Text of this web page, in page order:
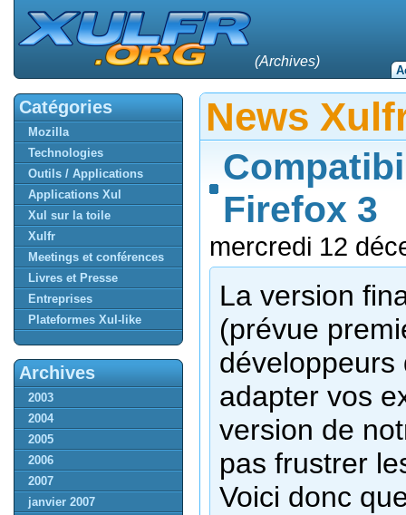
(Archives)
News
Firefox 3
mercredi 12
La version
(prévue
développeurs
adapter vos
version de
pas frustrer
Voici donc
Catégories
Mozilla
Technologies
Outils / Applications
Applications Xul
Xul sur la toile
Xulfr
Meetings et conférences
Livres et Presse
Entreprises
Plateformes Xul-like
Archives
2003
2004
2005
2006
2007
janvier 2007